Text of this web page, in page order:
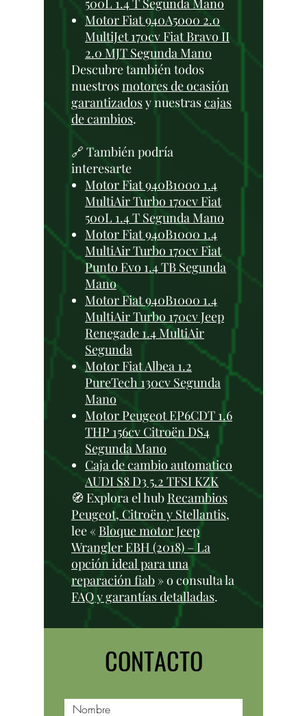
500L 1.4 T Segunda Mano
Motor Fiat 940A5000 2.0
MultiJet 170cv Fiat Bravo II
2.0 MJT Segunda Mano
Descubre también todos
nuestrosmotores de ocasión
garantizadosy nuestrascajas
de cambios.
🔗 También podría
interesarte
Motor Fiat 940B1000 1.4
MultiAir Turbo 170cv Fiat
500L 1.4 T Segunda Mano
Motor Fiat 940B1000 1.4
MultiAir Turbo 170cv Fiat
Punto Evo 1.4 TB Segunda
Mano
Motor Fiat 940B1000 1.4
MultiAir Turbo 170cv Jeep
Renegade 1.4 MultiAir
Segunda
Motor Fiat Albea 1.2
PureTech 130cv Segunda
Mano
Motor Peugeot EP6CDT 1.6
THP 156cv Citroën DS4
Segunda Mano
Caja de cambio automatico
AUDI S8 D3 5.2 TFSI KZK
🧭 Explora el hub Recambios
Peugeot, Citroën y Stellantis,
lee « Bloque motor Jeep
Wrangler EBH (2018) – La
opción ideal para una
reparación fiab » o consulta la
FAQ y garantías detalladas.
CONTACTO